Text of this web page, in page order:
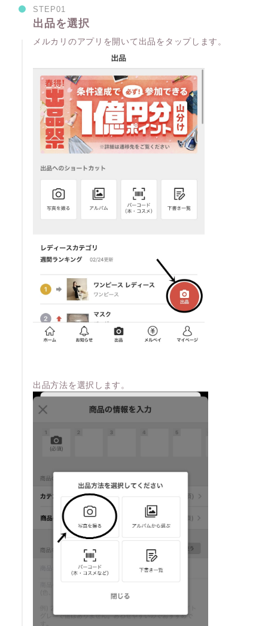
STEP01
出品を選択
メルカリのアプリを開いて出品をタップします。
出品方法を選択します。